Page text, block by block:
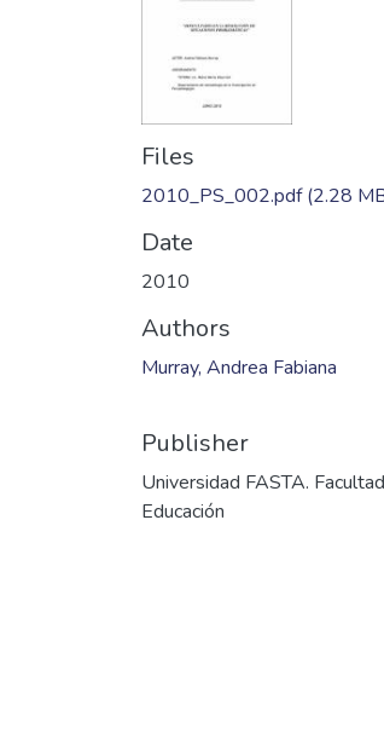
Files
2010_PS_002.pdf(2.28
Date
2010
Authors
Murray, Andrea Fabiana
Publisher
Universidad FASTA.
Educación